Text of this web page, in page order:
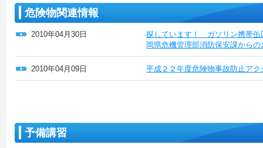
危険物関連情報
2010年04月30日
探しています！ ガソリン携帯缶
岡県危機管理部消防保安課から
2010年04月09日 平成２２年度危険物事故防止ア
予備講習